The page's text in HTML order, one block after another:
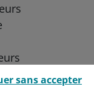
et de
sans accepter